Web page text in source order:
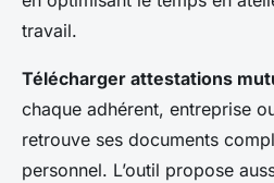
travail.
Télécharger attestations
chaque adhérent, entreprise
retrouve ses documents
personnel. L’outil propose